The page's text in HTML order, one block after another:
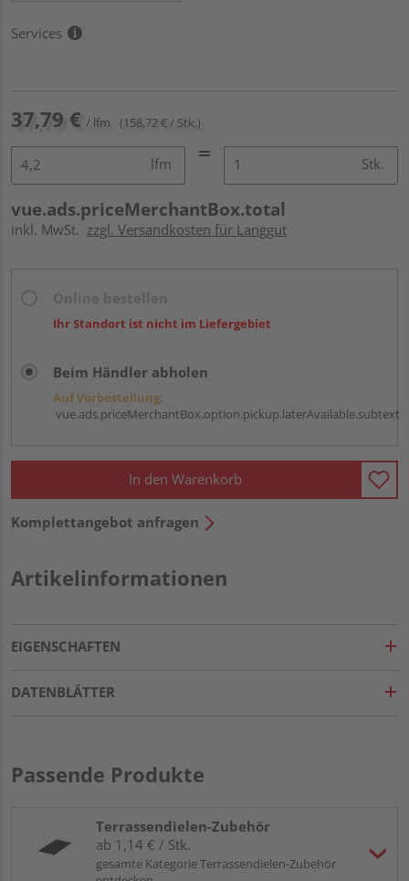
Services
37,79 € / lfm (158,72 € / Stk.)
lfm Stk.
vue.ads.priceMerchantBox.total
inkl. MwSt. zzgl. Versandkosten für Langgut
Ihr Standort ist nicht im Liefergebiet
Beim Händler abholen
Auf Vorbestellung:
vue.ads.priceMerchantBox.option.pickup.laterAvailable.subtext
In den Warenkorb
Komplettangebot anfragen
Artikelinformationen
EIGENSCHAFTEN
DATENBLÄTTER
Passende Produkte
Terrassendielen-Zubehör
ab 1,14 € / Stk.
gesamte Kategorie Terrassendielen-Zubehör